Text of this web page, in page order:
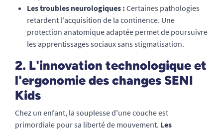
Les troubles neurologiques : Certaines pathologies
retardent l'acquisition de la continence. Une
protection anatomique adaptée permet de poursuivre
les apprentissages sociaux sans stigmatisation.
2. L'innovation technologique et
l'ergonomie des changes SENI
Kids
Chez un enfant, la souplesse d'une couche est
primordiale pour sa liberté de mouvement. Les